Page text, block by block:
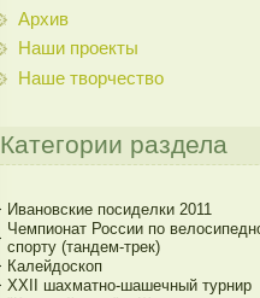
Архив
Наши проекты
Наше творчество
Категории раздела
Ивановские посиделки 2011
Чемпионат России по
спорту (тандем-трек)
Калейдоскоп
XXII шахматно-шашечный турнир